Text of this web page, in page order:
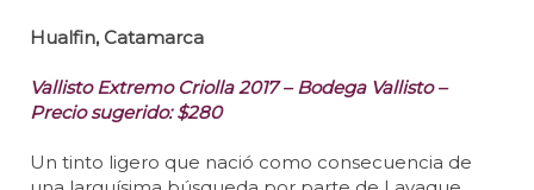
Hualfin, Catamarca
Vallisto Extremo Criolla 2017 – Bodega Vallisto –
Precio sugerido: $280
Un tinto ligero que nació como consecuencia de